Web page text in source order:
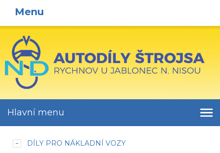
Menu
Hlavní menu
DÍLY PRO NÁKLADNÍ VOZY